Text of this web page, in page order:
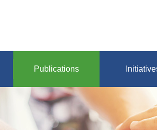
Publications